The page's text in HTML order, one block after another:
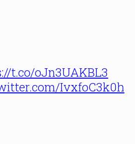
t.co/oJn3UAKBL3
IvxfoC3k0h